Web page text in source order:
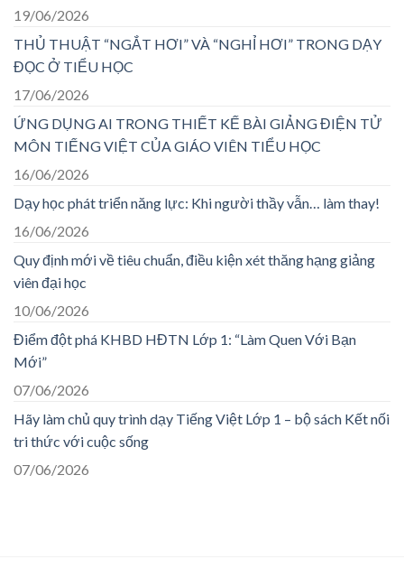
19/06/2026
THỦ THUẬT “NGẮT HƠI” VÀ “NGHỈ HƠI” TRONG DẠY
ĐỌC Ở TIỂU HỌC
17/06/2026
ỨNG DỤNG AI TRONG THIẾT KẾ BÀI GIẢNG ĐIỆN TỬ
MÔN TIẾNG VIỆT CỦA GIÁO VIÊN TIỂU HỌC
16/06/2026
Dạy học phát triển năng lực: Khi người thầy vẫn… làm thay!
16/06/2026
Quy định mới về tiêu chuẩn, điều kiện xét thăng hạng giảng
viên đại học
10/06/2026
Điểm đột phá KHBD HĐTN Lớp 1: “Làm Quen Với Bạn
Mới”
07/06/2026
Hãy làm chủ quy trình dạy Tiếng Việt Lớp 1 – bộ sách Kết nối
tri thức với cuộc sống
07/06/2026